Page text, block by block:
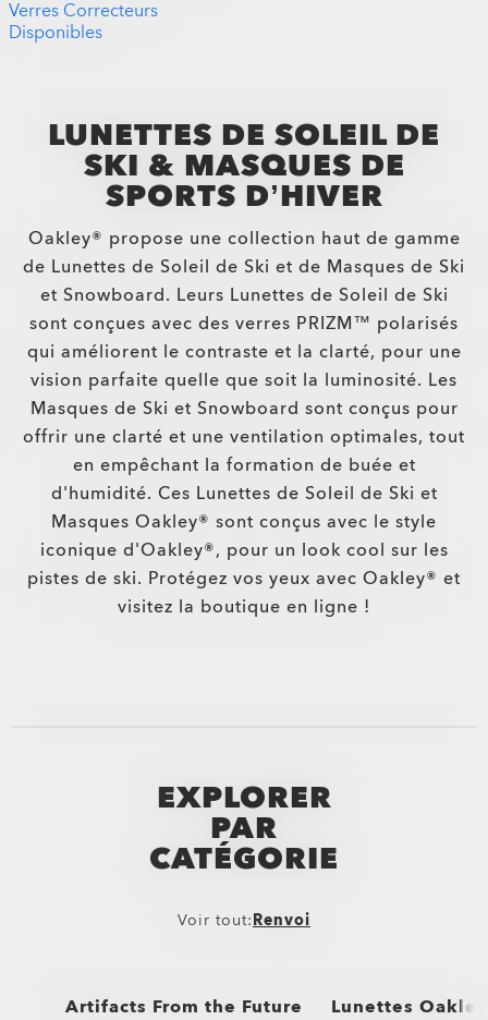
Verres Correcteurs
Disponibles
LUNETTES DE SOLEIL DE
SKI & MASQUES DE
SPORTS D’HIVER
Oakley® propose une collection haut de gamme
de Lunettes de Soleil de Ski et de Masques de Ski
et Snowboard. Leurs Lunettes de Soleil de Ski
sont conçues avec des verres PRIZM™ polarisés
qui améliorent le contraste et la clarté, pour une
vision parfaite quelle que soit la luminosité. Les
Masques de Ski et Snowboard sont conçus pour
offrir une clarté et une ventilation optimales, tout
en empêchant la formation de buée et
d'humidité. Ces Lunettes de Soleil de Ski et
Masques Oakley® sont conçus avec le style
iconique d'Oakley®, pour un look cool sur les
pistes de ski. Protégez vos yeux avec Oakley® et
visitez la boutique en ligne !
EXPLORER
PAR
CATÉGORIE
Voir tout:Renvoi
Artifacts From the Future Lunettes